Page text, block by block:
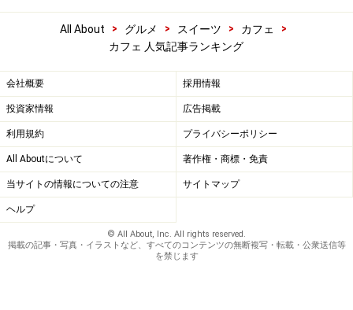
All About > グルメ > スイーツ > カフェ
>
カフェ 人気記事ランキング
会社概要 採用情報
投資家情報 広告掲載
利用規約 プライバシーポリシー
All Aboutについて 著作権・商標・免責
当サイトの情報についての注意 サイトマップ
ヘルプ
© All About, Inc. All rights reserved.
掲載の記事・写真・イラストなど、すべてのコンテンツの無断複写・転載・公衆送信等
を禁じます